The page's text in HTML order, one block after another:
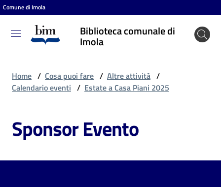
Vai al contenuto
Vai alla navigazione
Vai al footer
Comune di Imola
Biblioteca comunale di
Imola
Biblioteca
comunale
puoi
Home / Cosa puoi fare / Altre attività /
Calendario eventi / Estate a Casa Piani 2025
Sponsor Evento